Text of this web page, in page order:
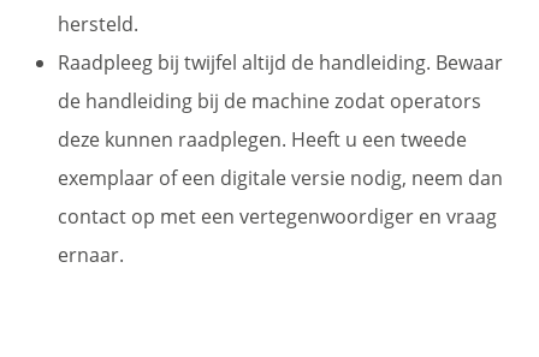
hersteld.
Raadpleeg bij twijfel altijd de handleiding. Bewaar
de handleiding bij de machine zodat operators
deze kunnen raadplegen. Heeft u een tweede
exemplaar of een digitale versie nodig, neem dan
contact op met een vertegenwoordiger en vraag
ernaar.